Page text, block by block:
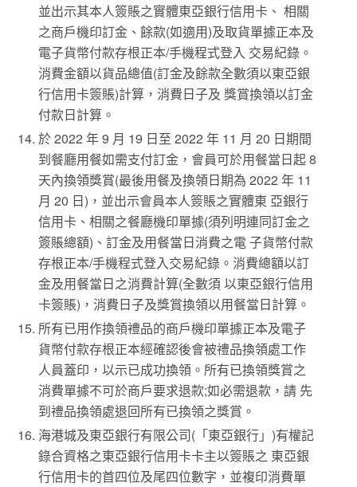
並出示其本人簽賬之實體東亞銀行信用卡、 相關
之商戶機印訂金、餘款(如適用)及取貨單據正本及
電子貨幣付款存根正本/手機程式登入 交易紀錄。
消費金額以貨品總值(訂金及餘款全數須以東亞銀
行信用卡簽賬)計算，消費日子及 獎賞換領以訂金
付款日計算。
於 2022 年 9 月 19 日至 2022 年 11 月 20 日期間
到餐廳用餐如需支付訂金，會員可於用餐當日起 8
天內換領獎賞(最後用餐及換領日期為 2022 年 11
月 20 日)，並出示會員本人簽賬之實體東 亞銀行
信用卡、相關之餐廳機印單據(須列明連同訂金之
簽賬總額)、訂金及用餐當日消費之電 子貨幣付款
存根正本/手機程式登入交易紀錄。消費總額以訂
金及用餐當日之消費計算(全數須 以東亞銀行信用
卡簽賬)，消費日子及獎賞換領以用餐當日計算。
所有已用作換領禮品的商戶機印單據正本及電子
貨幣付款存根正本經確認後會被禮品換領處工作
人員蓋印，以示已成功換領。所有已換領獎賞之
消費單據不可於商戶要求退款;如必需退款，請 先
到禮品換領處退回所有已換領之獎賞。
海港城及東亞銀行有限公司(「東亞銀行」)有權記
錄合資格之東亞銀行信用卡卡主以簽賬之 東亞銀
行信用卡的首四位及尾四位數字，並複印消費單